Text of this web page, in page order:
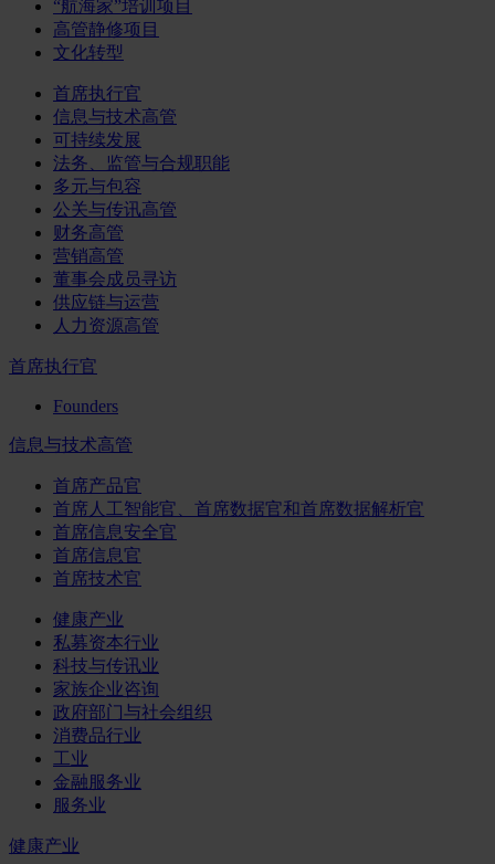
“航海家”培训项目
高管静修项目
文化转型
首席执行官
信息与技术高管
可持续发展
法务、监管与合规职能
多元与包容
公关与传讯高管
财务高管
营销高管
董事会成员寻访
供应链与运营
人力资源高管
首席执行官
Founders
信息与技术高管
首席产品官
首席人工智能官、首席数据官和首席数据解析官
首席信息安全官
首席信息官
首席技术官
健康产业
私募资本行业
科技与传讯业
家族企业咨询
政府部门与社会组织
消费品行业
工业
金融服务业
服务业
健康产业